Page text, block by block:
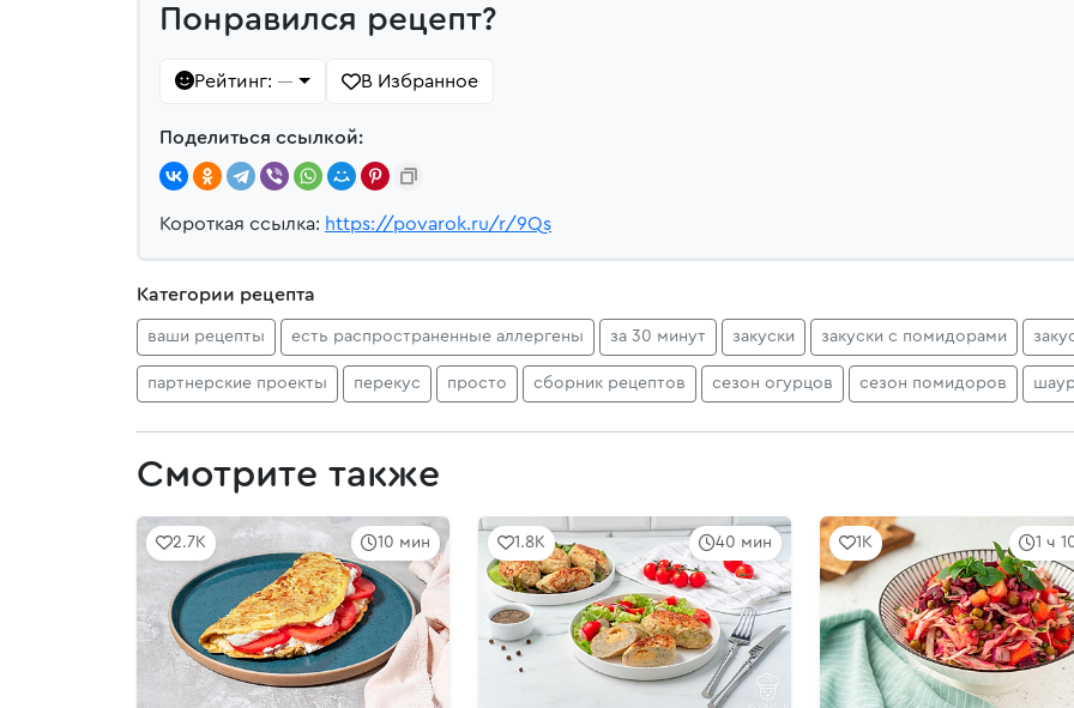
Понравился рецепт?
Рейтинг: — В Избранное
Поделиться ссылкой:
Короткая ссылка: https://povarok.ru/r/9Qs
Категории рецепта
ваши рецепты есть распространенные аллергены за 30 минут закуски закуски с помидорами
партнерские проекты перекус просто сборник рецептов сезон огурцов сезон помидоров
Смотрите также
10 мин
2.7K 40 мин
1.8K 1 ч
1K